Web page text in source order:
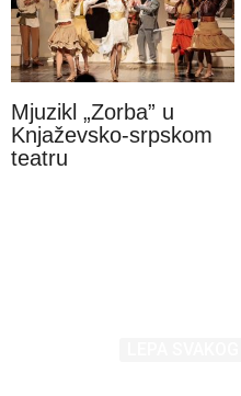
Mjuzikl „Zorba” u
Knjaževsko-srpskom
teatru